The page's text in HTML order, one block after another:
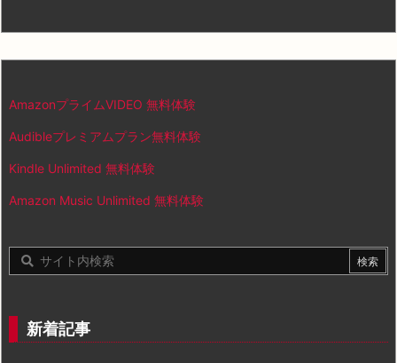
AmazonプライムVIDEO 無料体験
Audibleプレミアムプラン無料体験
Kindle Unlimited 無料体験
Amazon Music Unlimited 無料体験
新着記事